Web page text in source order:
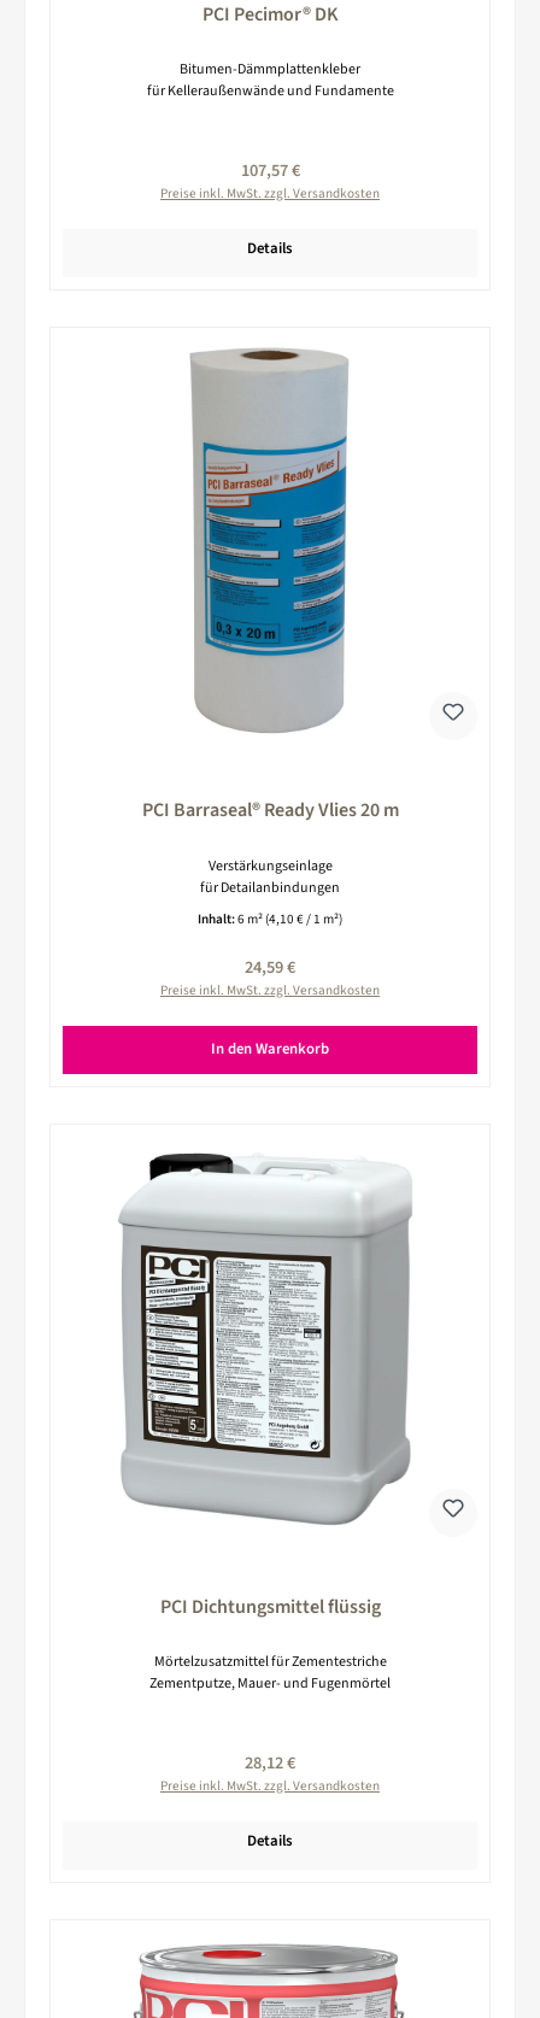
PCI Pecimor® DK
Bitumen-Dämmplattenkleber
für Kelleraußenwände und Fundamente
Regulärer Preis:
107,57 €
Preise inkl. MwSt. zzgl. Versandkosten
Details
PCI Barraseal® Ready Vlies 20 m
Verstärkungseinlage
für Detailanbindungen
Inhalt:6 m² (4,10 € / 1 m²)
Regulärer Preis:
24,59 €
Preise inkl. MwSt. zzgl. Versandkosten
In den Warenkorb
PCI Dichtungsmittel flüssig
Mörtelzusatzmittel für Zementestriche
Zementputze, Mauer- und Fugenmörtel
Regulärer Preis:
28,12 €
Preise inkl. MwSt. zzgl. Versandkosten
Details